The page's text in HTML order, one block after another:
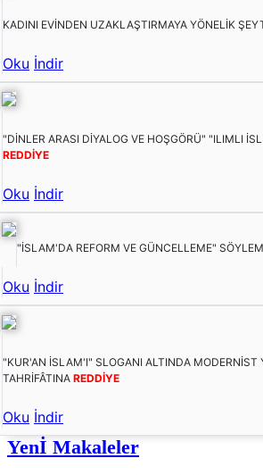
KADINI EVİNDEN UZAKLAŞTIRMAYA YÖNELİK
Oku İndir
"DİNLER ARASI DİYALOG VE HOŞGÖRÜ" "ILIMLI
REDDİYE
Oku İndir
"İSLAM'DA REFORM VE GÜNCELLEME"
Oku İndir
"KUR'AN İSLAM'I" SLOGANI ALTINDA MODERNİST
TAHRİFÂTINA REDDİYE
Oku İndir
Yenİ Makaleler